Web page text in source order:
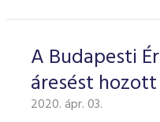
A Budapesti
áresést
2020. ápr. 03.